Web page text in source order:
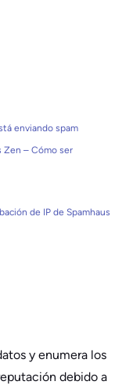
enviando spam
Zen – Cómo ser
de IP de Spamhaus
y enumera los
debido a